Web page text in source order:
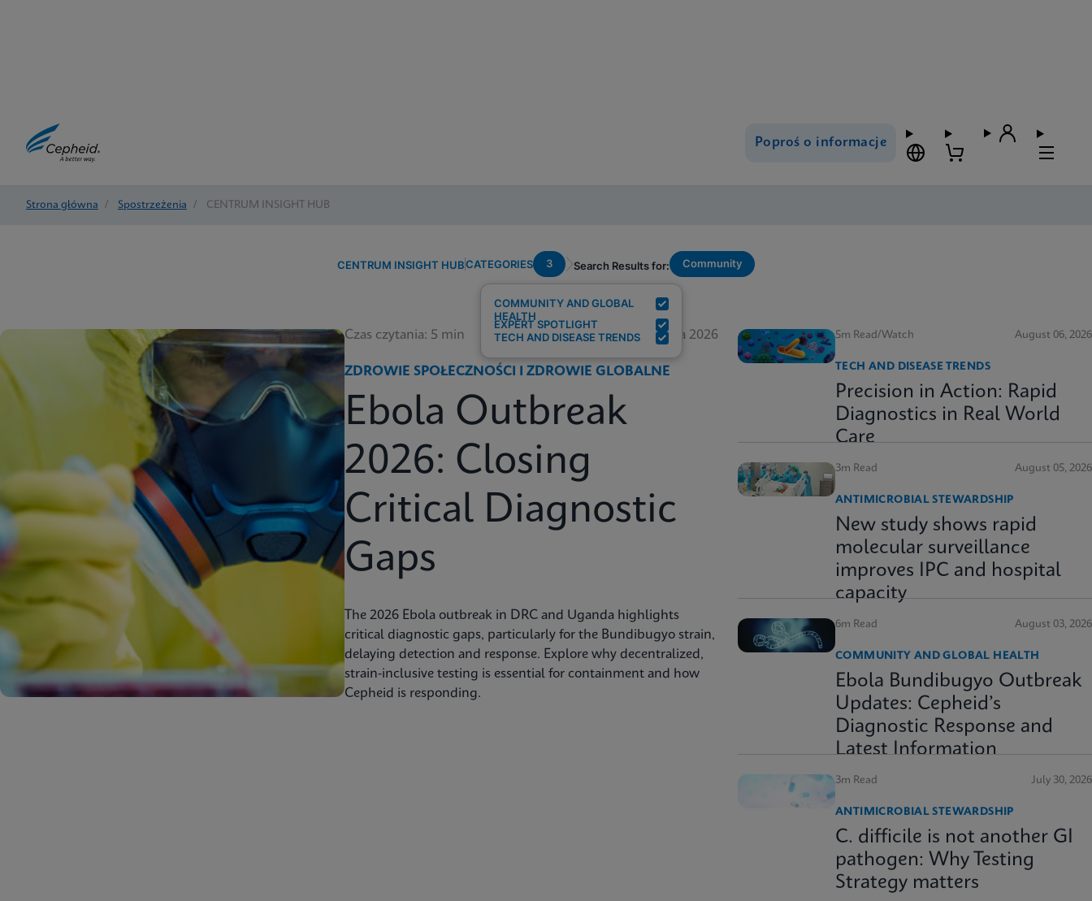
Poproś o informacje
Strona główna / Spostrzeżenia / CENTRUM INSIGHT HUB
CENTRUM INSIGHT HUBCATEGORIES 3
COMMUNITY AND GLOBAL
HEALTH
EXPERT SPOTLIGHT
TECH AND DISEASE TRENDS
Search Results for: Community
Czas czytania: 5 min 12 czerwca 2026
ZDROWIE SPOŁECZNOŚCI I ZDROWIE GLOBALNE
Ebola Outbreak
2026: Closing
Critical Diagnostic
Gaps
The 2026 Ebola outbreak in DRC and Uganda highlights
critical diagnostic gaps, particularly for the Bundibugyo strain,
delaying detection and response. Explore why decentralized,
strain-inclusive testing is essential for containment and how
Cepheid is responding.
5m Read/Watch August 06, 2026
TECH AND DISEASE TRENDS
Precision in Action: Rapid
Diagnostics in Real World
Care
3m Read August 05, 2026
ANTIMICROBIAL STEWARDSHIP
New study shows rapid
molecular surveillance
improves IPC and hospital
capacity
6m Read August 03, 2026
COMMUNITY AND GLOBAL HEALTH
Ebola Bundibugyo Outbreak
Updates: Cepheid’s
Diagnostic Response and
Latest Information
3m Read July 30, 2026
ANTIMICROBIAL STEWARDSHIP
C. difficile is not another GI
pathogen: Why Testing
Strategy matters